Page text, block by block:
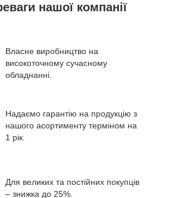
нашої компанії
Власне виробництво на
високоточному сучасному
обладнанні.
Надаємо гарантію на продукцію з
нашого асортименту терміном на
1 рік.
Для великих та постійних покупців
– знижка до 25%.